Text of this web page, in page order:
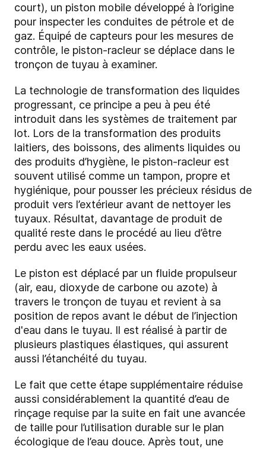
court), un piston mobile développé à l’origine
pour inspecter les conduites de pétrole et de
gaz. Équipé de capteurs pour les mesures de
contrôle, le piston-racleur se déplace dans le
tronçon de tuyau à examiner.
La technologie de transformation des liquides
progressant, ce principe a peu à peu été
introduit dans les systèmes de traitement par
lot. Lors de la transformation des produits
laitiers, des boissons, des aliments liquides ou
des produits d’hygiène, le piston-racleur est
souvent utilisé comme un tampon, propre et
hygiénique, pour pousser les précieux résidus de
produit vers l’extérieur avant de nettoyer les
tuyaux. Résultat, davantage de produit de
qualité reste dans le procédé au lieu d’être
perdu avec les eaux usées.
Le piston est déplacé par un fluide propulseur
(air, eau, dioxyde de carbone ou azote) à
travers le tronçon de tuyau et revient à sa
position de repos avant le début de l’injection
d'eau dans le tuyau. Il est réalisé à partir de
plusieurs plastiques élastiques, qui assurent
aussi l’étanchéité du tuyau.
Le fait que cette étape supplémentaire réduise
aussi considérablement la quantité d’eau de
rinçage requise par la suite en fait une avancée
de taille pour l’utilisation durable sur le plan
écologique de l’eau douce. Après tout, une